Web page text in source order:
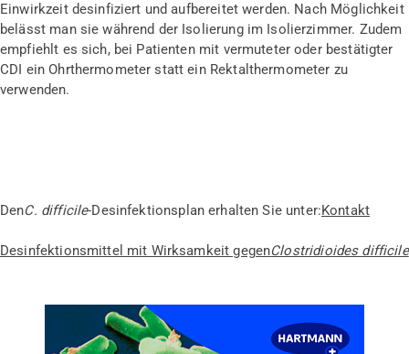
Einwirkzeit desinfiziert und aufbereitet werden. Nach Möglichkeit
belässt man sie während der Isolierung im Isolierzimmer. Zudem
empfiehlt es sich, bei Patienten mit vermuteter oder bestätigter
CDI ein Ohrthermometer statt ein Rektalthermometer zu
verwenden.
DenC. difficile-Desinfektionsplan erhalten Sie unter:Kontakt
Desinfektionsmittel mit Wirksamkeit gegenClostridioides difficile